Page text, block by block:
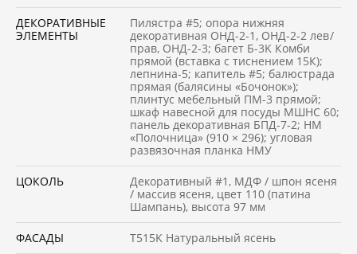
ДЕКОРАТИВНЫЕ
ЭЛЕМЕНТЫ
Пилястра #5; опора нижняя
декоративная ОНД-2-1, ОНД-2-2 лев /
прав, ОНД-2-3; багет Б-3K Комби
прямой (вставка с тиснением 15К);
лепнина-5; капитель #5; балюстрада
прямая (балясины «Бочонок»);
плинтус мебельный ПМ-3 прямой;
шкаф навесной для посуды МШНС 60;
панель декоративная БПД-7-2; НМ
«Полочница» (910 × 296); угловая
развязочная планка НМУ
ЦОКОЛЬ
Декоративный #1, МДФ / шпон ясеня
/ массив ясеня, цвет 110 (патина
Шампань), высота 97 мм
ФАСАДЫ Т515K Натуральный ясень